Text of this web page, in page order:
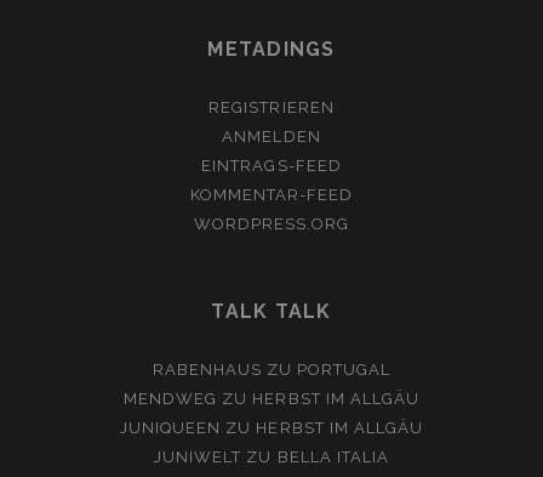
METADINGS
REGISTRIEREN
ANMELDEN
EINTRAGS-FEED
KOMMENTAR-FEED
WORDPRESS.ORG
TALK TALK
RABENHAUS ZU PORTUGAL
MENDWEG ZU HERBST IM ALLGÄU
JUNIQUEEN ZU HERBST IM ALLGÄU
JUNIWELT ZU BELLA ITALIA